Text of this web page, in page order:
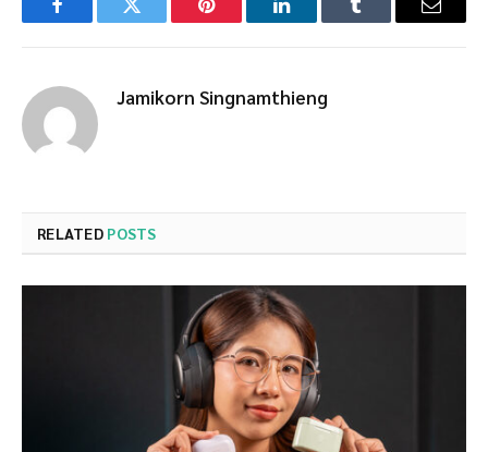
FacebookTwitter Pinterest LinkedInTumblr Email
Jamikorn Singnamthieng
RELATED POSTS